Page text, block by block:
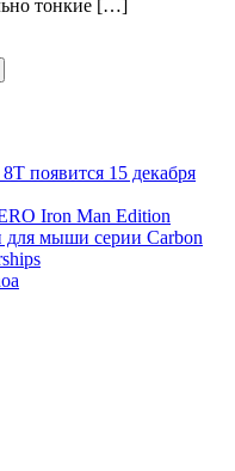
тонкие […]
появится 15 декабря
Iron Man Edition
для мыши серии Carbon